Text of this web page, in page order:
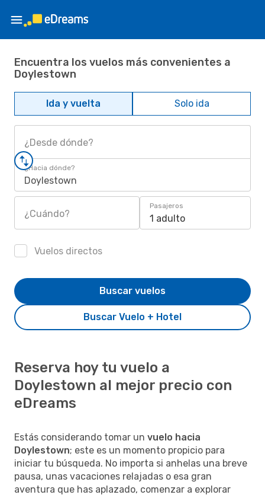
Encuentra los vuelos más convenientes a
Doylestown
Ida y vuelta Solo ida
¿Desde dónde?
¿Hacia dónde?
Doylestown
¿Cuándo?
Pasajeros
1 adulto
Vuelos directos
Buscar Vuelo + Hotel
Buscar vuelos
Reserva hoy tu vuelo a
Doylestown al mejor precio con
eDreams
Estás considerando tomar un vuelo hacia
Doylestown; este es un momento propicio para
iniciar tu búsqueda. No importa si anhelas una breve
pausa, unas vacaciones relajadas o esa gran
aventura que has aplazado, comenzar a explorar